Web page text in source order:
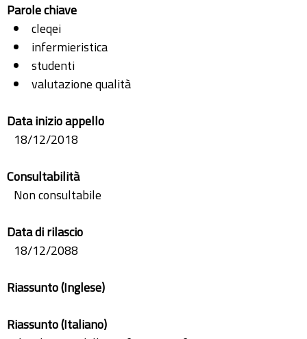
Parole chiave
cleqei
infermieristica
studenti
valutazione qualità
Data inizio appello
18/12/2018
Consultabilità
Non consultabile
Data di rilascio
18/12/2088
Riassunto (Inglese)
Riassunto (Italiano)